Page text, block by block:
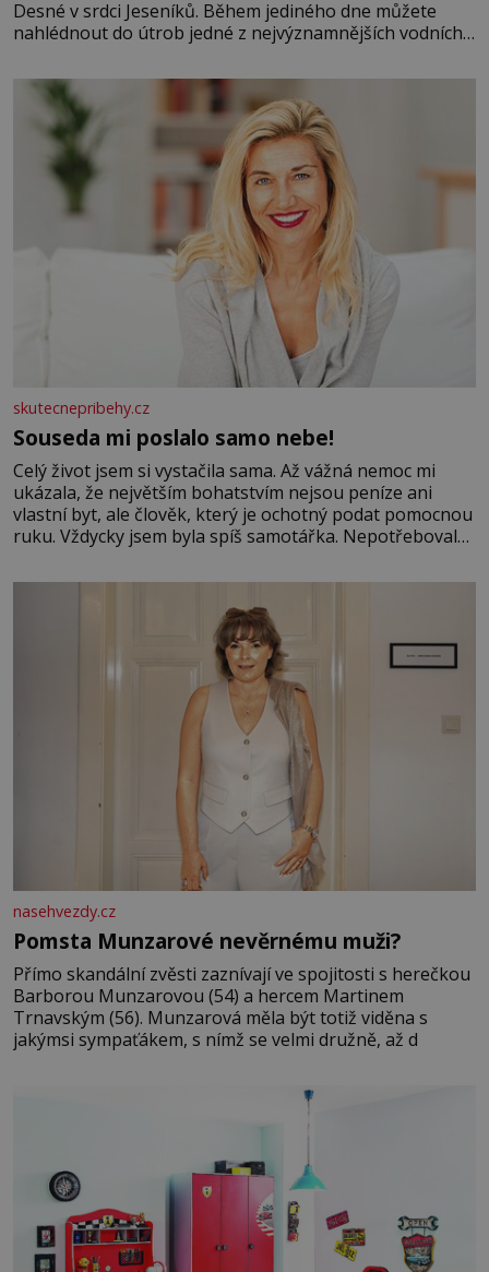
Desné v srdci Jeseníků. Během jediného dne můžete
nahlédnout do útrob jedné z nejvýznamnějších vodních
se na koloběžce a den zakončit poznáváním památek ve
Velkých Losinách nebo v termálním
skutecnepribehy.cz
Souseda mi poslalo samo nebe!
Celý život jsem si vystačila sama. Až vážná nemoc mi
ukázala, že největším bohatstvím nejsou peníze ani
vlastní byt, ale člověk, který je ochotný podat pomocnou
ruku. Vždycky jsem byla spíš samotářka. Nepotřebovala
mi knihy, práce a hlavně klid. Hned po studiích jsem
nasehvezdy.cz
Pomsta Munzarové nevěrnému muži?
Přímo skandální zvěsti zaznívají ve spojitosti s herečkou
Barborou Munzarovou (54) a hercem Martinem
Trnavským (56). Munzarová měla být totiž viděna s
jakýmsi sympaťákem, s nímž se velmi družně, až d